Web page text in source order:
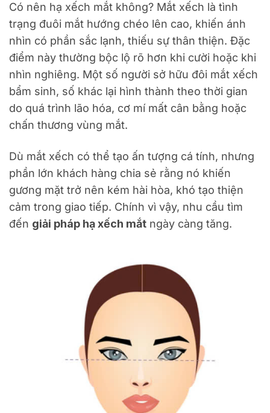
Có nên hạ xếch mắt không? Mắt xếch là tình
trạng đuôi mắt hướng chéo lên cao, khiến ánh
nhìn có phần sắc lạnh, thiếu sự thân thiện. Đặc
điểm này thường bộc lộ rõ hơn khi cười hoặc khi
nhìn nghiêng. Một số người sở hữu đôi mắt xếch
bẩm sinh, số khác lại hình thành theo thời gian
do quá trình lão hóa, cơ mí mất cân bằng hoặc
chấn thương vùng mắt.
Dù mắt xếch có thể tạo ấn tượng cá tính, nhưng
phần lớn khách hàng chia sẻ rằng nó khiến
gương mặt trở nên kém hài hòa, khó tạo thiện
cảm trong giao tiếp. Chính vì vậy, nhu cầu tìm
đến giải pháp hạ xếch mắt ngày càng tăng.